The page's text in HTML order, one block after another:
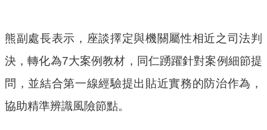
政
府
資
訊
公
開
熊副處長表示，座談擇定與機關屬性相近之司法判
決，轉化為7大案例教材，同仁踴躍針對案例細節提
問，並結合第一線經驗提出貼近實務的防治作為，
協助精準辨識風險節點。